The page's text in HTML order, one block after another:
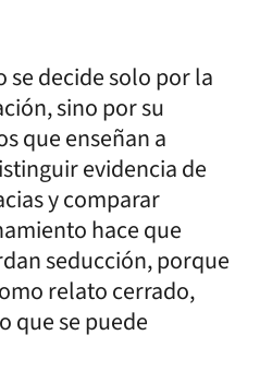
decide solo por la
sino por su
que enseñan a
evidencia de
y comparar
hace que
seducción, porque
relato cerrado,
que se puede